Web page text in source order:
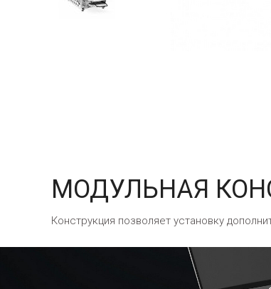
МОДУЛЬНАЯ
Конструкция позволяет установку